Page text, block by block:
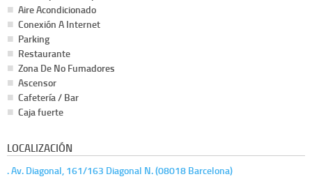
Aire Acondicionado
Conexión A Internet
Parking
Restaurante
Zona De No Fumadores
Ascensor
Cafetería / Bar
Caja fuerte
LOCALIZACIÓN
. Av. Diagonal, 161/163 Diagonal N. (08018 Barcelona)